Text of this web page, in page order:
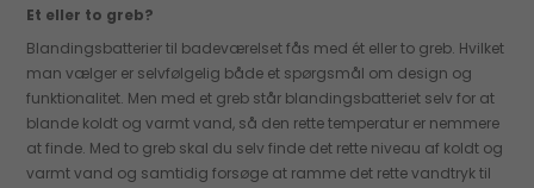
Et eller to greb?
Blandingsbatterier til badeværelset fås med ét eller to greb. Hvilket
man vælger er selvfølgelig både et spørgsmål om design og
funktionalitet. Men med et greb står blandingsbatteriet selv for at
blande koldt og varmt vand, så den rette temperatur er nemmere
at finde. Med to greb skal du selv finde det rette niveau af koldt og
varmt vand og samtidig forsøge at ramme det rette vandtryk til